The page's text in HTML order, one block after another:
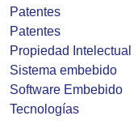
Patentes
Patentes
Propiedad Intelectual
Sistema embebido
Software Embebido
Tecnologías